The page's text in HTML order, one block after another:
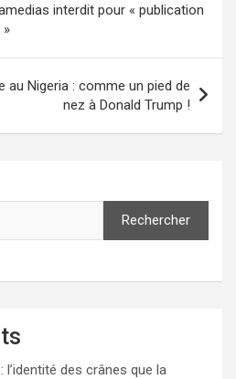
interdit pour « publication
au Nigeria : comme un pied de
nez à Donald Trump !
Rechercher
des crânes que la